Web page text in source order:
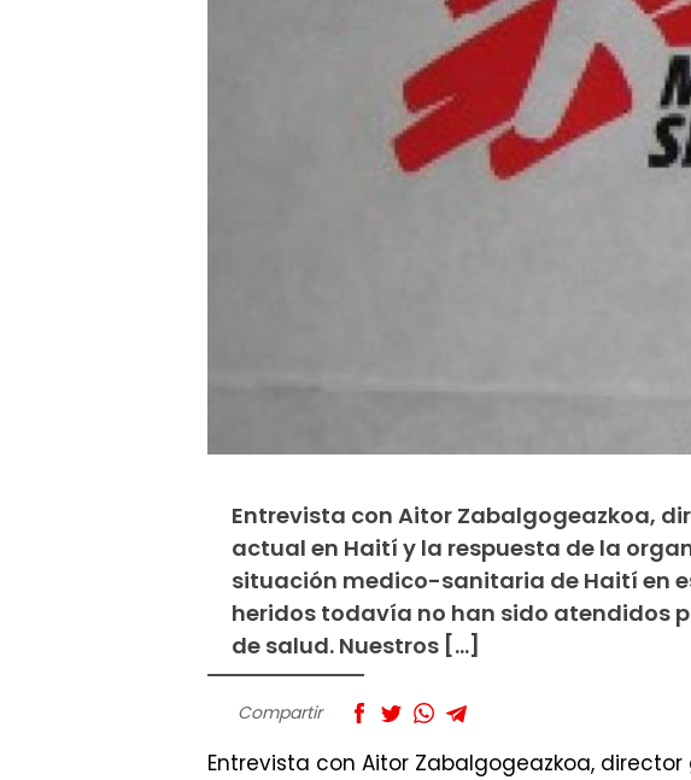
Entrevista con Aitor Zabalgogeazkoa,
actual en Haití y la respuesta de la
situación medico-sanitaria de Haití en
heridos todavía no han sido atendidos
de salud. Nuestros […]
Compartir
Entrevista con Aitor Zabalgogeazkoa,